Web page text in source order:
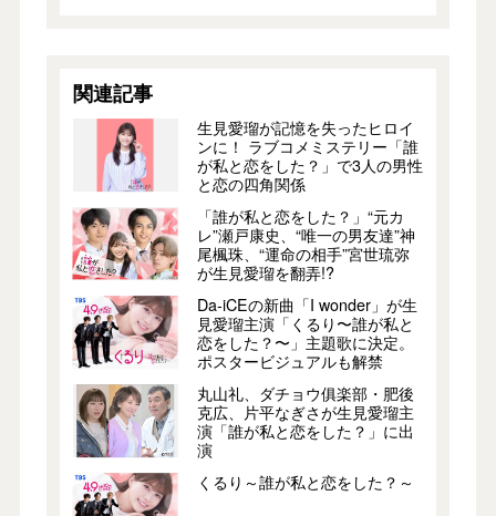
関連記事
生見愛瑠が記憶を失ったヒロイ
ンに！ ラブコメミステリー「誰
が私と恋をした？」で3人の男性
と恋の四角関係
「誰が私と恋をした？」“元カ
レ”瀬戸康史、“唯一の男友達”神
尾楓珠、“運命の相手”宮世琉弥
が生見愛瑠を翻弄!?
Da-iCEの新曲「I wonder」が生
見愛瑠主演「くるり〜誰が私と
恋をした？〜」主題歌に決定。
ポスタービジュアルも解禁
丸山礼、ダチョウ俱楽部・肥後
克広、片平なぎさが生見愛瑠主
演「誰が私と恋をした？」に出
演
くるり～誰が私と恋をした？～